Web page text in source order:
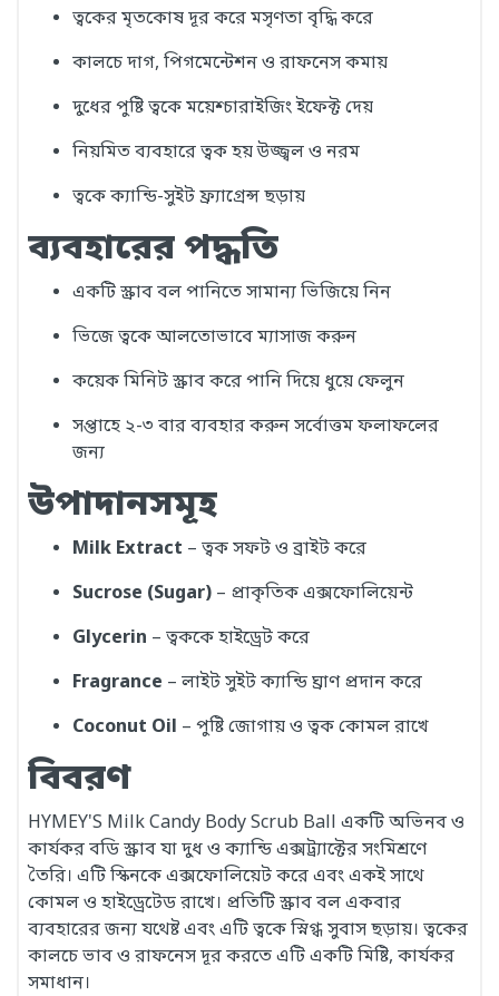
ত্বকের মৃতকোষ দূর করে মসৃণতা বৃদ্ধি করে
কালচে দাগ, পিগমেন্টেশন ও রাফনেস কমায়
দুধের পুষ্টি ত্বকে ময়েশ্চারাইজিং ইফেক্ট দেয়
নিয়মিত ব্যবহারে ত্বক হয় উজ্জ্বল ও নরম
ত্বকে ক্যান্ডি-সুইট ফ্র্যাগ্রেন্স ছড়ায়
ব্যবহারের পদ্ধতি
একটি স্ক্রাব বল পানিতে সামান্য ভিজিয়ে নিন
ভিজে ত্বকে আলতোভাবে ম্যাসাজ করুন
কয়েক মিনিট স্ক্রাব করে পানি দিয়ে ধুয়ে ফেলুন
সপ্তাহে ২-৩ বার ব্যবহার করুন সর্বোত্তম ফলাফলের
জন্য
উপাদানসমূহ
Milk Extract – ত্বক সফট ও ব্রাইট করে
Sucrose (Sugar) – প্রাকৃতিক এক্সফোলিয়েন্ট
Glycerin – ত্বককে হাইড্রেট করে
Fragrance – লাইট সুইট ক্যান্ডি ঘ্রাণ প্রদান করে
Coconut Oil – পুষ্টি জোগায় ও ত্বক কোমল রাখে
বিবরণ
HYMEY'S Milk Candy Body Scrub Ball একটি অভিনব ও
কার্যকর বডি স্ক্রাব যা দুধ ও ক্যান্ডি এক্সট্র্যাক্টের সংমিশ্রণে
তৈরি। এটি স্কিনকে এক্সফোলিয়েট করে এবং একই সাথে
কোমল ও হাইড্রেটেড রাখে। প্রতিটি স্ক্রাব বল একবার
ব্যবহারের জন্য যথেষ্ট এবং এটি ত্বকে স্নিগ্ধ সুবাস ছড়ায়। ত্বকের
কালচে ভাব ও রাফনেস দূর করতে এটি একটি মিষ্টি, কার্যকর
সমাধান।